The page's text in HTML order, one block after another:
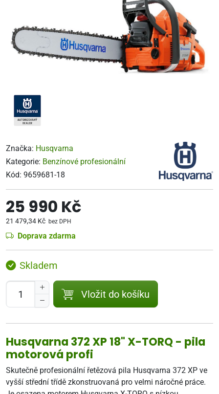
Značka: Husqvarna
Kategorie: Benzínové profesionální
Kód: 9659681-18
25 990 Kč
21 479,34 Kč bez DPH
Doprava zdarma
Skladem
Vložit do košíku
Husqvarna 372 XP 18" X-TORQ - pila
motorová profi
Skutečně profesionální řetězová pila Husqvarna 372 XP ve
vyšší střední třídě zkonstruovaná pro velmi náročné práce.